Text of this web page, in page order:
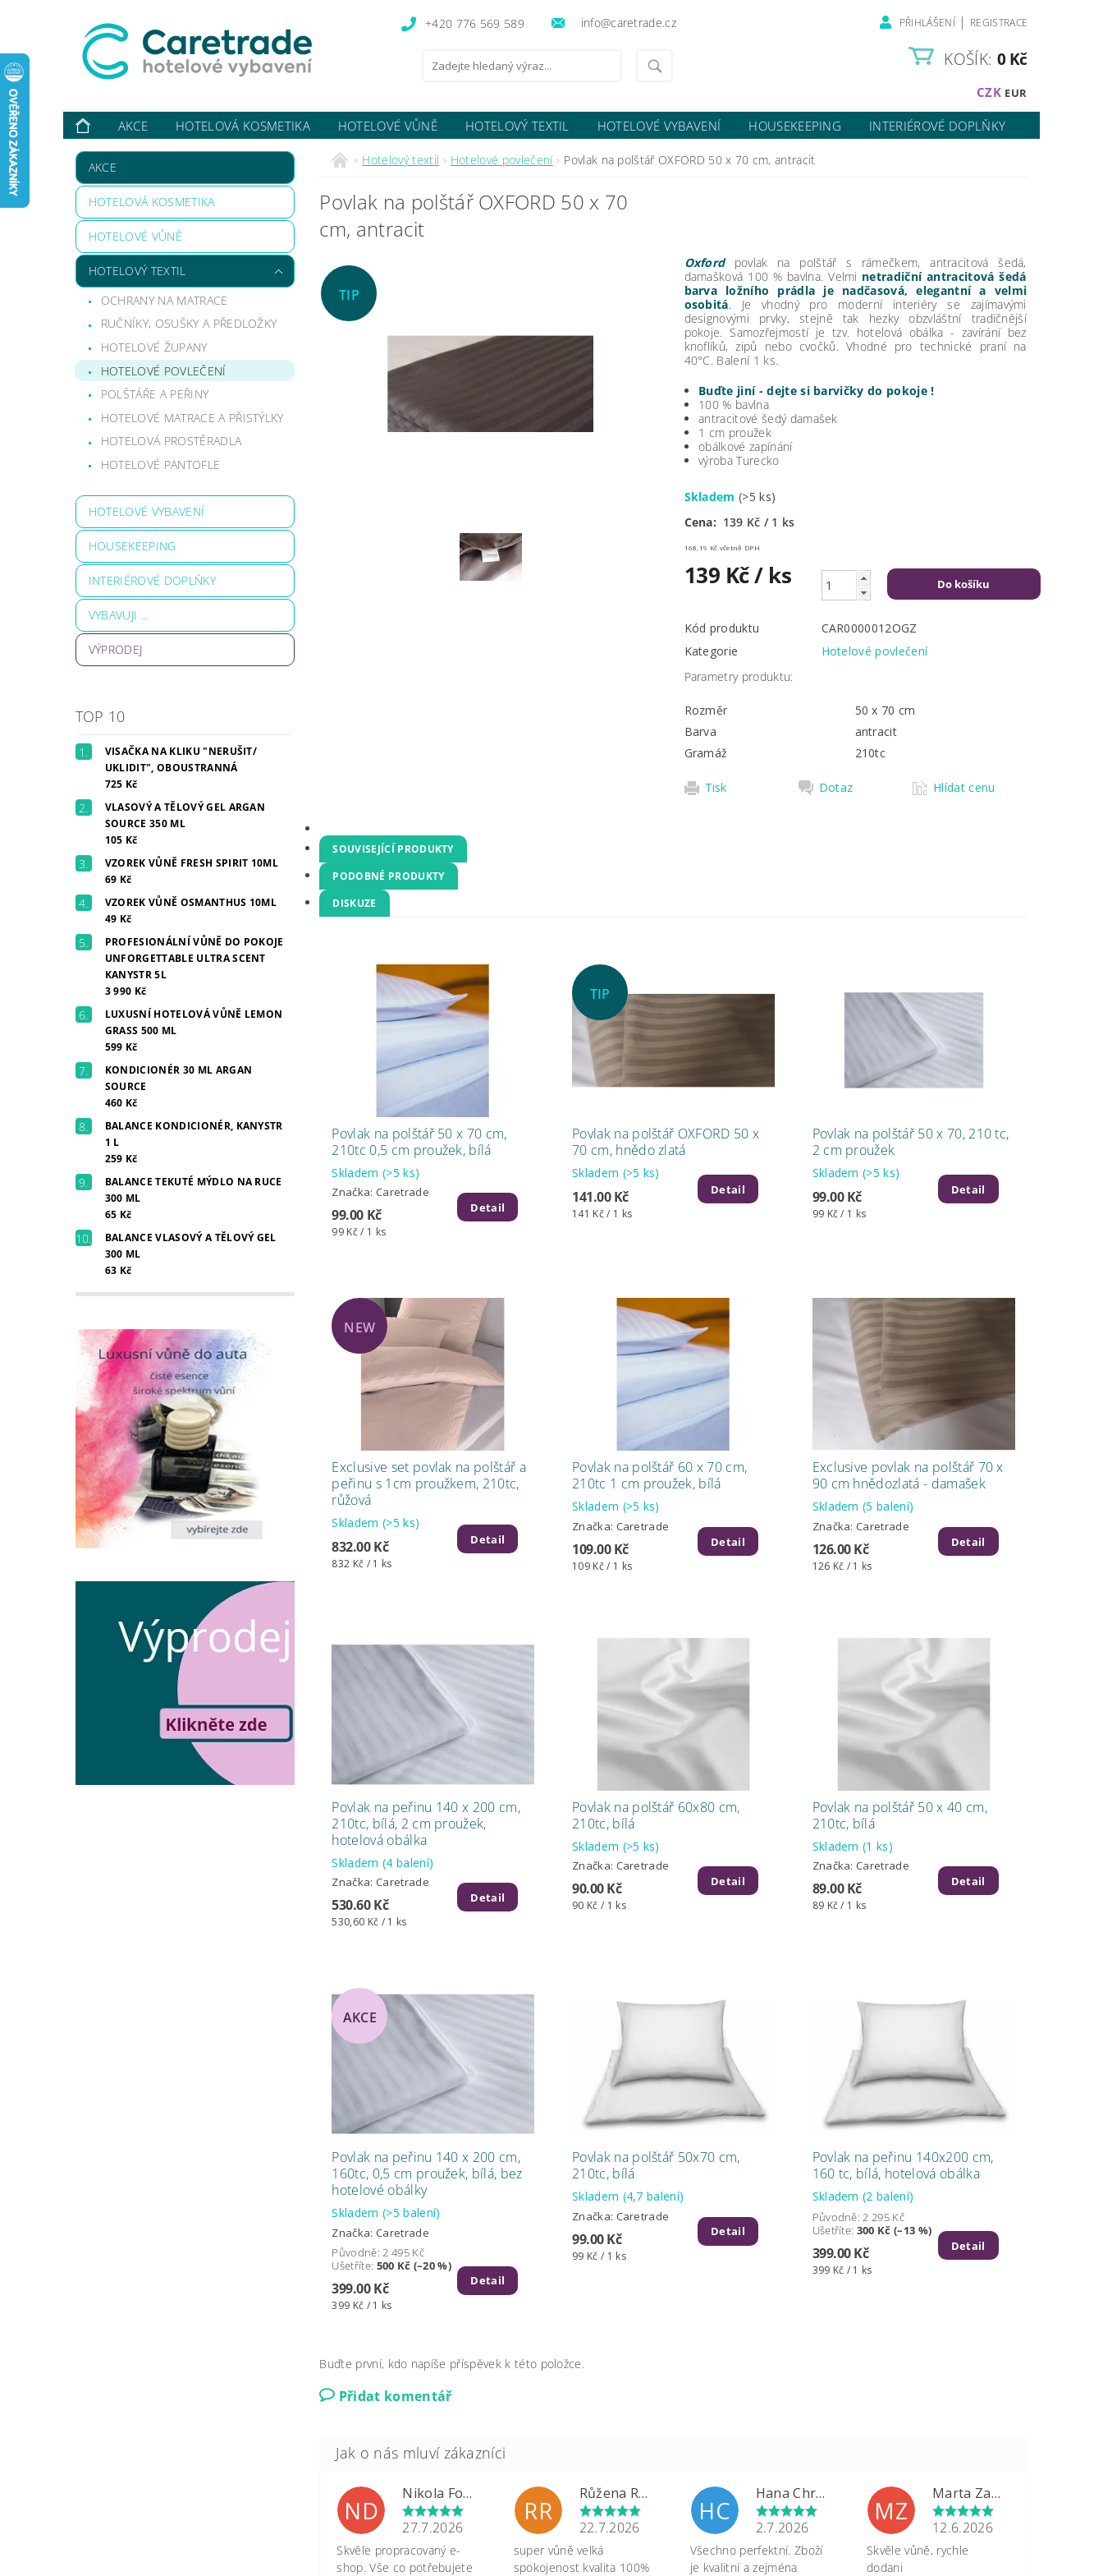
+420 776 569 589 info@caretrade.cz PŘIHLÁŠENÍ | REGISTRACE
CZK EUR
KOŠÍK: 0 Kč
AKCE HOTELOVÁ KOSMETIKA HOTELOVÉ VŮNĚ HOTELOVÝ TEXTIL HOTELOVÉ VYBAVENÍ HOUSEKEEPING
INTERIÉROVÉ DOPLŇKY
VYBAVUJI ...
KONTAKTY O NÁS HODNOCENÍ OBCHODU
AKCE
HOTELOVÁ KOSMETIKA
HOTELOVÉ VŮNĚ
HOTELOVÝ TEXTIL
OCHRANY NA MATRACE
RUČNÍKY, OSUŠKY A PŘEDLOŽKY
HOTELOVÉ ŽUPANY
HOTELOVÉ POVLEČENÍ
POLŠTÁŘE A PEŘINY
HOTELOVÉ MATRACE A PŘISTÝLKY
HOTELOVÁ PROSTĚRADLA
HOTELOVÉ PANTOFLE
HOTELOVÉ VYBAVENÍ
HOUSEKEEPING
INTERIÉROVÉ DOPLŇKY
VYBAVUJI ...
VÝPRODEJ
TOP 10
VISAČKA NA KLIKU "NERUŠIT/
UKLIDIT", OBOUSTRANNÁ
725 Kč
VLASOVÝ A TĚLOVÝ GEL ARGAN
SOURCE 350 ML
105 Kč
VZOREK VŮNĚ FRESH SPIRIT 10ML
69 Kč
VZOREK VŮNĚ OSMANTHUS 10ML
49 Kč
PROFESIONÁLNÍ VŮNĚ DO POKOJE
UNFORGETTABLE ULTRA SCENT
KANYSTR 5L
3 990 Kč
LUXUSNÍ HOTELOVÁ VŮNĚ LEMON
GRASS 500 ML
599 Kč
KONDICIONÉR 30 ML ARGAN
SOURCE
460 Kč
BALANCE KONDICIONÉR, KANYSTR
1 L
259 Kč
BALANCE TEKUTÉ MÝDLO NA RUCE
300 ML
65 Kč
BALANCE VLASOVÝ A TĚLOVÝ GEL
300 ML
63 Kč
Hotelový textil Hotelové povlečení Povlak na polštář OXFORD 50 x 70 cm, antracit
Povlak na polštář OXFORD 50 x 70
cm, antracit
TIP
Oxford povlak na polštář s rámečkem, antracitová šedá,
damašková 100 % bavlna. Velmi netradiční antracitová šedá
barva ložního prádla je nadčasová, elegantní a velmi
osobitá. Je vhodný pro moderní interiéry se zajímavými
designovými prvky, stejně tak hezky obzvláštní tradičnější
pokoje. Samozřejmostí je tzv. hotelová obálka - zavírání bez
knoflíků, zipů nebo cvočků. Vhodné pro technické praní na
40°C. Balení 1 ks.
Buďte jiní - dejte si barvičky do pokoje !
100 % bavlna
antracitové šedý damašek
1 cm proužek
obálkové zapínání
výroba Turecko
Skladem(>5 ks)
Cena: 139 Kč / 1 ks
168,19 Kč včetně DPH
139 Kč/ ks
Kód produktu
CAR0000012OGZ
Kategorie
Hotelové povlečení
Parametry produktu:
Rozměr
50 x 70 cm
Barva
antracit
Gramáž
210tc
Tisk Dotaz Hlídat cenu
SOUVISEJÍCÍ PRODUKTY
PODOBNÉ PRODUKTY
DISKUZE
Povlak na polštář 50 x 70 cm,
210tc 0,5 cm proužek, bílá
Skladem (>5 ks)
Značka: Caretrade
99.00 Kč
99 Kč / 1 ks
Detail
TIP
Povlak na polštář OXFORD 50 x
70 cm, hnědo zlatá
Skladem (>5 ks)
141.00 Kč
141 Kč / 1 ks
Detail
Povlak na polštář 50 x 70, 210 tc,
2 cm proužek
Skladem(>5 ks)
99.00 Kč
99 Kč / 1 ks
Detail
NEW
Exclusive set povlak na polštář a
peřinu s 1cm proužkem, 210tc,
růžová
Skladem (>5 ks)
832.00 Kč
832 Kč / 1 ks
Detail
Povlak na polštář 60 x 70 cm,
210tc 1 cm proužek, bílá
Skladem (>5 ks)
Značka: Caretrade
109.00 Kč
109 Kč / 1 ks
Detail
Exclusive povlak na polštář 70 x
90 cm hnědozlatá - damašek
Skladem(5 balení)
Značka: Caretrade
126.00 Kč
126 Kč / 1 ks
Detail
Povlak na peřinu 140 x 200 cm,
210tc, bílá, 2 cm proužek,
hotelová obálka
Skladem (4 balení)
Značka: Caretrade
530.60 Kč
530,60 Kč / 1 ks
Detail
Povlak na polštář 60x80 cm,
210tc, bílá
Skladem (>5 ks)
Značka: Caretrade
90.00 Kč
90 Kč / 1 ks
Detail
Povlak na polštář 50 x 40 cm,
210tc, bílá
Skladem(1 ks)
Značka: Caretrade
89.00 Kč
89 Kč / 1 ks
Detail
AKCE
Povlak na peřinu 140 x 200 cm,
160tc, 0,5 cm proužek, bílá, bez
hotelové obálky
Skladem (>5 balení)
Značka: Caretrade
Původně: 2 495 Kč
Ušetříte: 500 Kč (–20 %)
399.00 Kč
399 Kč / 1 ks
Detail
Povlak na polštář 50x70 cm,
210tc, bílá
Skladem (4,7 balení)
Značka: Caretrade
99.00 Kč
99 Kč / 1 ks
Detail
Povlak na peřinu 140x200 cm,
160 tc, bílá, hotelová obálka
Skladem(2 balení)
Původně:2 295 Kč
Ušetříte: 300 Kč (–13 %)
399.00 Kč
399 Kč / 1 ks
Detail
Buďte první, kdo napíše příspěvek k této položce.
Přidat komentář
ND
Nikola Formánková Dvořáková
27.7.2026
Skvěle propracovaný e-
shop. Vše co potřebujete
RR
Růžena Rypková
22.7.2026
super vůně velká
spokojenost kvalita 100%
HC
Hana Chrastinová
2.7.2026
Všechno perfektní. Zboží
je kvalitní a zejména
MZ
Marta Zapletalová
12.6.2026
Skvěle vůně, rychle
dodani